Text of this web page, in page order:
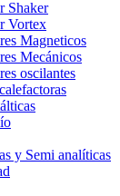
Shaker
Vortex
Magneticos
Mecánicos
oscilantes
y Semi analíticas